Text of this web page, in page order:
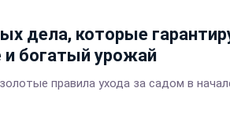
дела, которые
и богатый урожай
правила ухода за садом в